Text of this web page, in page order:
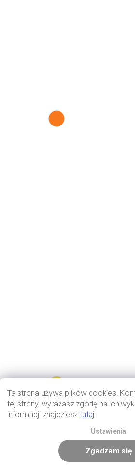
Ta strona używa plików cookies.
tej strony, wyrażasz zgodę na ich
informacji znajdziesz tutaj.
Ustawienia
Zgadzam się